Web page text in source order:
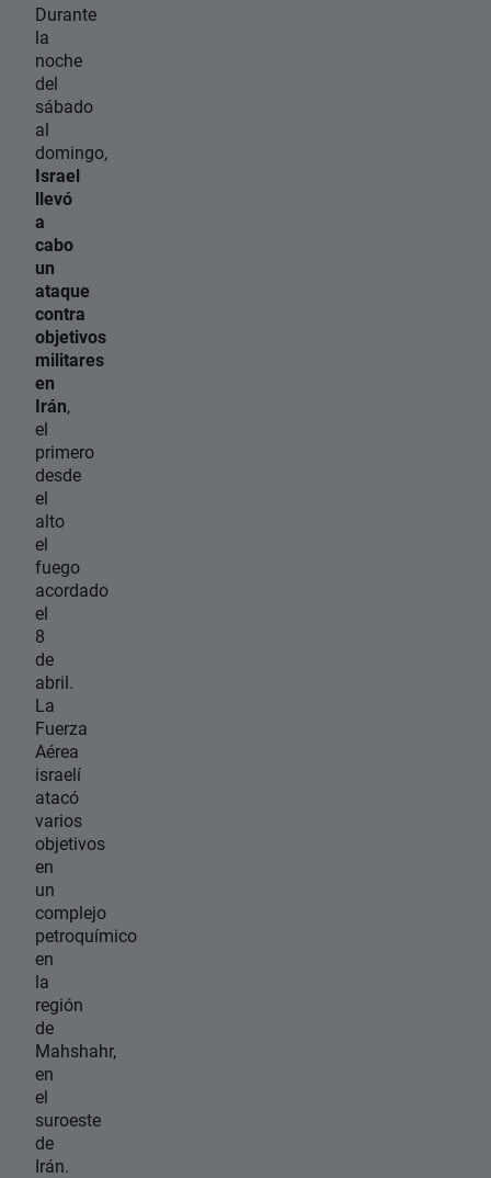
Durante
la
noche
del
sábado
al
domingo,
Israel
llevó
a
cabo
un
ataque
contra
objetivos
militares
en
Irán,
el
primero
desde
el
alto
el
fuego
acordado
el
8
de
abril.
La
Fuerza
Aérea
israelí
atacó
varios
objetivos
en
un
complejo
petroquímico
en
la
región
de
Mahshahr,
en
el
suroeste
de
Irán.